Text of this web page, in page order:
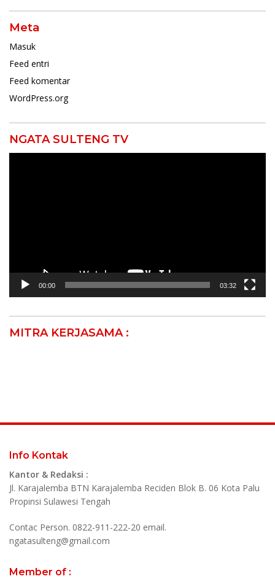
Meta
Masuk
Feed entri
Feed komentar
WordPress.org
NGATA SULTENG TV
00:00 03:32
MITRA KERJASAMA :
Info Kontak
Kantor & Redaksi :
Jl. Karajalemba BTN Karajalemba Reciden Blok B. 06 Kota Palu
Propinsi Sulawesi Tengah
Contac Person. 0822-911-222-20 email.
ngatasulteng@gmail.com
Member of :